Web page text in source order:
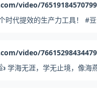
video/
时代提效的生产力工具！ #
video/
学海无涯，学无止境，像